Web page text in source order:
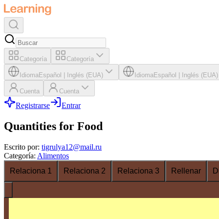
Categoría Categoría
IdiomaEspañol Inglés (EUA) IdiomaEspañol Inglés (EUA)
Cuenta Cuenta
Registrarse Entrar
Quantities for Food
Escrito por: tigrulya12@mail.ru
Categoría: Alimentos
Relaciona 1
Relaciona 2 Relaciona 3 Rellenar